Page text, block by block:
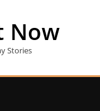
Now
Stories